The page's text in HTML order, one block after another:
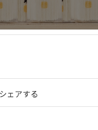
シェアする